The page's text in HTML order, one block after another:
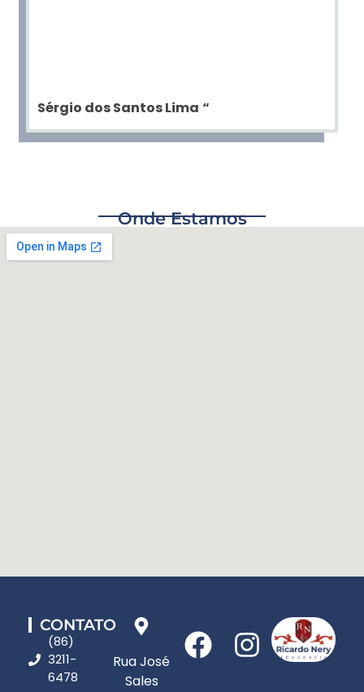
Sérgio dos Santos Lima “
Onde Estamos
(86)
3211-
6478
CONTATO
Rua José
Sales